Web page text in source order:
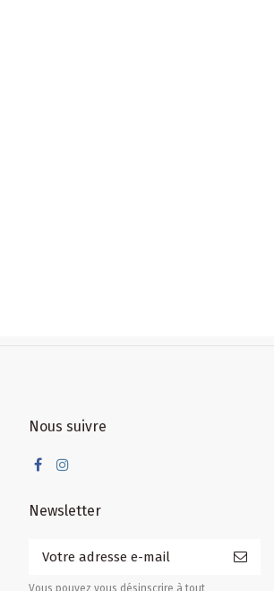
Nous suivre
Newsletter
Vous pouvez vous désinscrire à tout